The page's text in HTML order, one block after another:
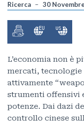
Ricerca 30
L’economia non è
mercati, tecnologie
attivamente
strumenti offensivi
potenze. Dai dazi
controllo cinese